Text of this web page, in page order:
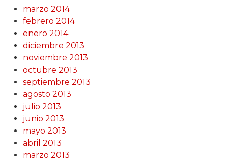
marzo 2014
febrero 2014
enero 2014
diciembre 2013
noviembre 2013
octubre 2013
septiembre 2013
agosto 2013
julio 2013
junio 2013
mayo 2013
abril 2013
marzo 2013